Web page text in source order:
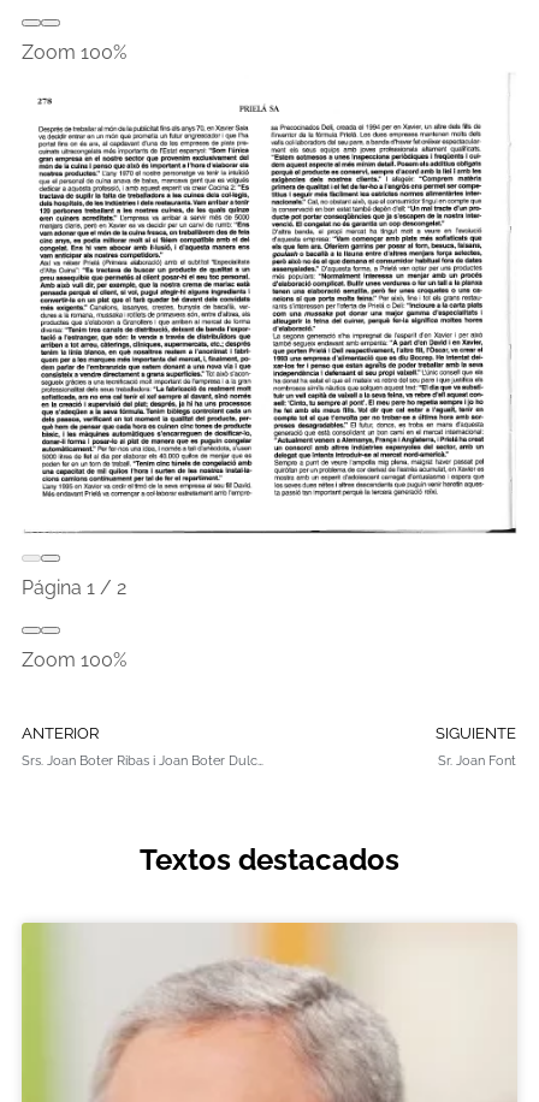
Zoom 100%
Página 1 / 2
Zoom 100%
ANTERIOR
Srs. Joan Boter Ribas i Joan Boter Dulcet
SIGUIENTE
Sr. Joan Font
Textos destacados